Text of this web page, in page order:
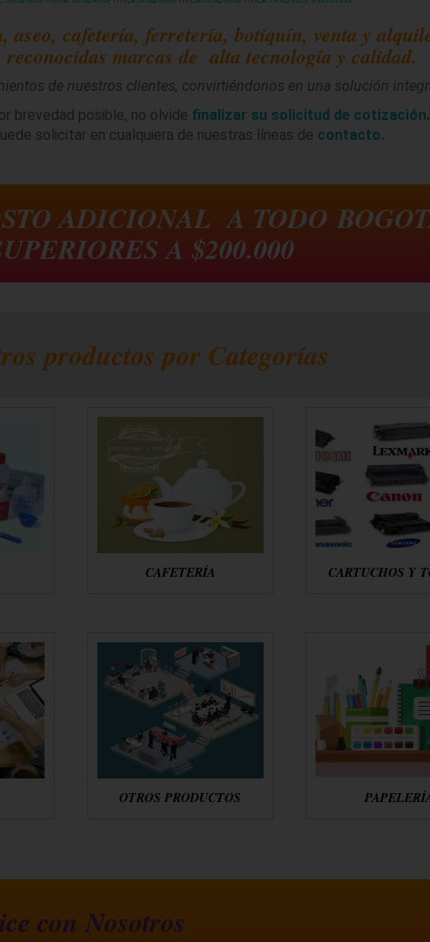
cafetería, ferretería, botiquín, venta y
reconocidas marcas de alta tecnología y calidad.
de nuestros clientes, convirtiéndonos en una solución
brevedad posible, no olvide finalizar su solicitud de cotización.
solicitar en cualquiera de nuestras líneas de contacto.
ADICIONAL A TODO
A $200.000
productos por Categorías
CAFETERÍA CARTUCHOS Y
OTROS PRODUCTOS
con Nosotros